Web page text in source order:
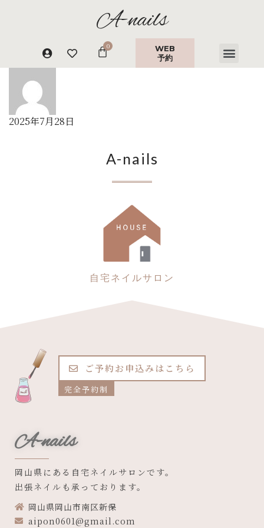
A-nails
WEB
予約
2025年7月28日
A-nails
自宅ネイルサロン
ご予約お申込みはこちら
完全予約制
A-nails
岡山県にある自宅ネイルサロンです。
出張ネイルも承っております。
岡山県岡山市南区新保
aipon0601@gmail.com